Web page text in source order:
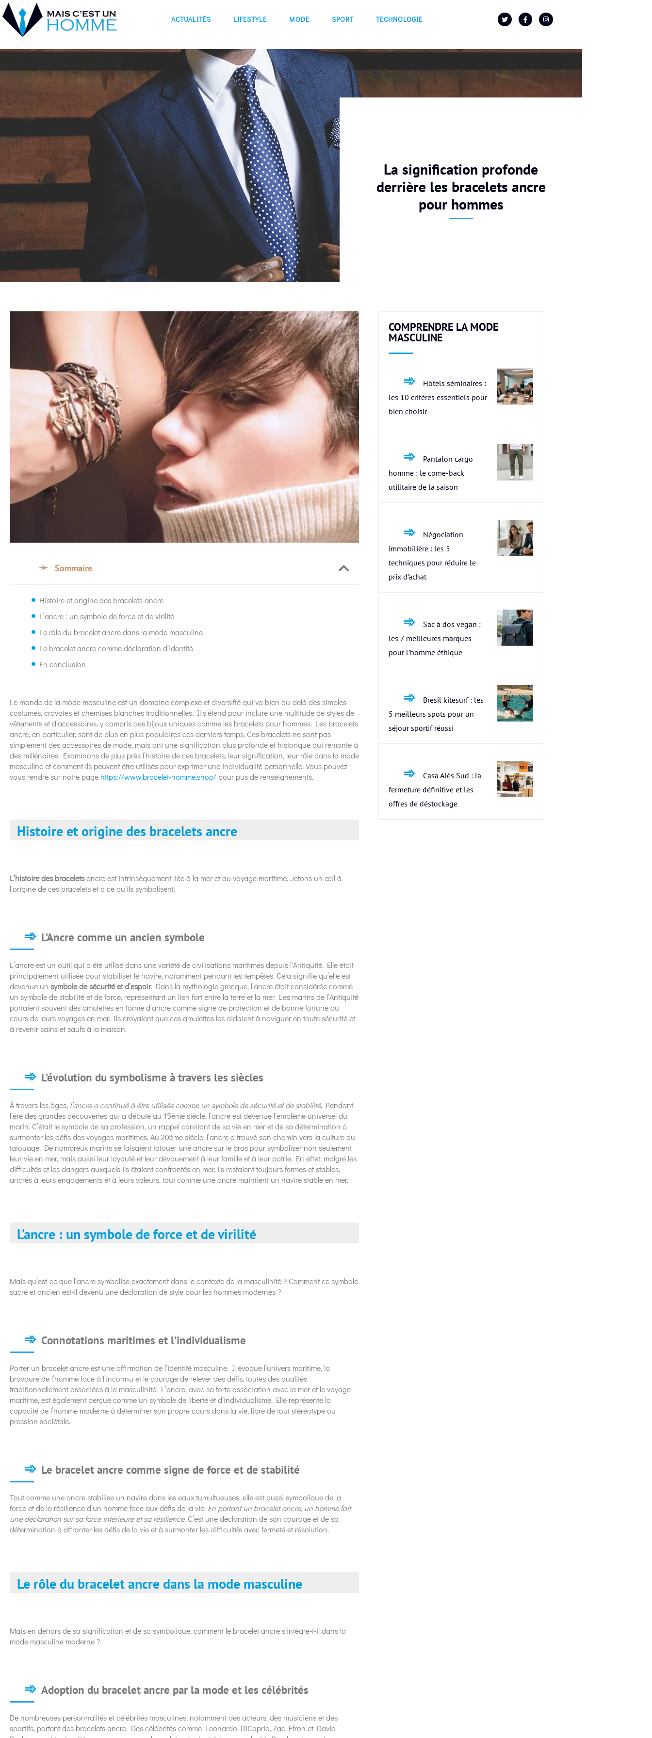
ACTUALITÉS LIFESTYLE MODE SPORT TECHNOLOGIE
La signification profonde
derrière les bracelets ancre
pour hommes
Sommaire
Histoire et origine des bracelets ancre
L’ancre : un symbole de force et de virilité
Le rôle du bracelet ancre dans la mode masculine
Le bracelet ancre comme déclaration d’identité
En conclusion
Le monde de la mode masculine est un domaine complexe et diversifié qui va bien au-delà des simples
costumes, cravates et chemises blanches traditionnelles. Il s’étend pour inclure une multitude de styles de
vêtements et d’accessoires, y compris des bijoux uniques comme les bracelets pour hommes. Les bracelets
ancre, en particulier, sont de plus en plus populaires ces derniers temps. Ces bracelets ne sont pas
simplement des accessoires de mode, mais ont une signification plus profonde et historique qui remonte à
des millénaires. Examinons de plus près l’histoire de ces bracelets, leur signification, leur rôle dans la mode
masculine et comment ils peuvent être utilisés pour exprimer une individualité personnelle. Vous pouvez
vous rendre sur notre page https://www.bracelet-homme.shop/ pour pus de renseignements.
Histoire et origine des bracelets ancre
L’histoire des braceletsancre est intrinsèquement liée à la mer et au voyage maritime. Jetons un œil à
l’origine de ces bracelets et à ce qu’ils symbolisent.
L’Ancre comme un ancien symbole
L’ancre est un outil qui a été utilisé dans une variété de civilisations maritimes depuis l’Antiquité. Elle était
principalement utilisée pour stabiliser le navire, notamment pendant les tempêtes. Cela signifie qu’elle est
devenue un symbole de sécurité et d’espoir. Dans la mythologie grecque, l’ancre était considérée comme
un symbole de stabilité et de force, représentant un lien fort entre la terre et la mer. Les marins de l’Antiquité
portaient souvent des amulettes en forme d’ancre comme signe de protection et de bonne fortune au
cours de leurs voyages en mer. Ils croyaient que ces amulettes les aidaient à naviguer en toute sécurité et
à revenir sains et saufs à la maison.
L’évolution du symbolisme à travers les siècles
À travers les âges, l’ancre a continué à être utilisée comme un symbole de sécurité et de stabilité. Pendant
l’ère des grandes découvertes qui a débuté au 15ème siècle, l’ancre est devenue l’emblème universel du
marin. C’était le symbole de sa profession, un rappel constant de sa vie en mer et de sa détermination à
surmonter les défis des voyages maritimes. Au 20ème siècle, l’ancre a trouvé son chemin vers la culture du
tatouage. De nombreux marins se faisaient tatouer une ancre sur le bras pour symboliser non seulement
leur vie en mer, mais aussi leur loyauté et leur dévouement à leur famille et à leur patrie. En effet, malgré les
difficultés et les dangers auxquels ils étaient confrontés en mer, ils restaient toujours fermes et stables,
ancrés à leurs engagements et à leurs valeurs, tout comme une ancre maintient un navire stable en mer.
L’ancre : un symbole de force et de virilité
Mais qu’est-ce que l’ancre symbolise exactement dans le contexte de la masculinité ? Comment ce symbole
sacré et ancien est-il devenu une déclaration de style pour les hommes modernes ?
Connotations maritimes et l’individualisme
Porter un bracelet ancre est une affirmation de l’identité masculine. Il évoque l’univers maritime, la
bravoure de l’homme face à l’inconnu et le courage de relever des défis, toutes des qualités
traditionnellement associées à la masculinité. L’ancre, avec sa forte association avec la mer et le voyage
maritime, est également perçue comme un symbole de liberté et d’individualisme. Elle représente la
capacité de l’homme moderne à déterminer son propre cours dans la vie, libre de tout stéréotype ou
pression sociétale.
Le bracelet ancre comme signe de force et de stabilité
Tout comme une ancre stabilise un navire dans les eaux tumultueuses, elle est aussi symbolique de la
force et de la résilience d’un homme face aux défis de la vie. En portant un bracelet ancre, un homme fait
une déclaration sur sa force intérieure et sa résilience. C’est une déclaration de son courage et de sa
détermination à affronter les défis de la vie et à surmonter les difficultés avec fermeté et résolution.
Le rôle du bracelet ancre dans la mode masculine
Mais en dehors de sa signification et de sa symbolique, comment le bracelet ancre s’intègre-t-il dans la
mode masculine moderne ?
Adoption du bracelet ancre par la mode et les célébrités
De nombreuses personnalités et célébrités masculines, notamment des acteurs, des musiciens et des
sportifs, portent des bracelets ancre. Des célébrités comme Leonardo DiCaprio, Zac Efron et David
COMPRENDRE LA MODE
MASCULINE
Hôtels séminaires :
les 10 critères essentiels pour
bien choisir
Pantalon cargo
homme : le come-back
utilitaire de la saison
Négociation
immobilière : les 5
techniques pour réduire le
prix d’achat
Sac à dos vegan :
les 7 meilleures marques
pour l’homme éthique
Bresil kitesurf : les
5 meilleurs spots pour un
séjour sportif réussi
Casa Alès Sud : la
fermeture définitive et les
offres de déstockage